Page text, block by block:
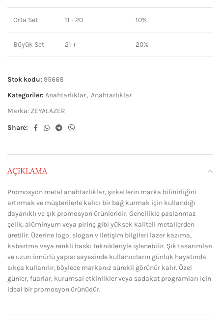
Orta Set 11 - 20 10%
Büyük Set 21 + 20%
Stok kodu: 95668
Kategoriler: Anahtarlıklar, Anahtarlıklar
Marka: ZEYALAZER
Share:
AÇIKLAMA
Promosyon metal anahtarlıklar, şirketlerin marka bilinirliğini
artırmak ve müşterilerle kalıcı bir bağ kurmak için kullandığı
dayanıklı ve şık promosyon ürünleridir. Genellikle paslanmaz
çelik, alüminyum veya pirinç gibi yüksek kaliteli metallerden
üretilir. Üzerine logo, slogan v iletişim bilgileri lazer kazıma,
kabartma veya renkli baskı teknikleriyle işlenebilir. Şık tasarımları
ve uzun ömürlü yapısı sayesinde kullanıcıların günlük hayatında
sıkça kullanılır, böylece markanız sürekli görünür kalır. Özel
günler, fuarlar, kurumsal etkinlikler veya sadakat programları için
ideal bir promosyon ürünüdür.